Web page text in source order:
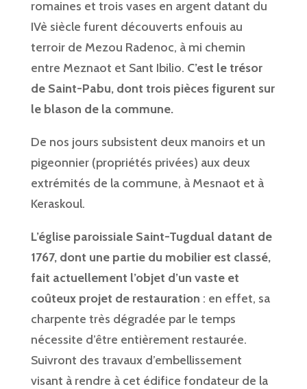
romaines et trois vases en argent datant du
IVè siècle furent découverts enfouis au
terroir de Mezou Radenoc, à mi chemin
entre Meznaot et Sant Ibilio. C’est le trésor
de Saint-Pabu, dont trois pièces figurent sur
le blason de la commune.
De nos jours subsistent deux manoirs et un
pigeonnier (propriétés privées) aux deux
extrémités de la commune, à Mesnaot et à
Keraskoul.
L’église paroissiale Saint-Tugdual datant de
1767, dont une partie du mobilier est classé,
fait actuellement l’objet d’un vaste et
coûteux projet de restauration : en effet, sa
charpente très dégradée par le temps
nécessite d’être entièrement restaurée.
Suivront des travaux d’embellissement
visant à rendre à cet édifice fondateur de la